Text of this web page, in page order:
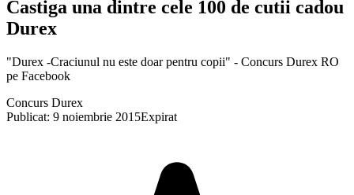
Castiga una dintre cele 100 de cutii cadou
Durex
"Durex -Craciunul nu este doar pentru copii" - Concurs Durex RO
pe Facebook
Concurs Durex
Publicat: 9 noiembrie 2015Expirat